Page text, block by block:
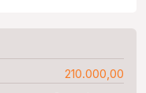
210.000,00